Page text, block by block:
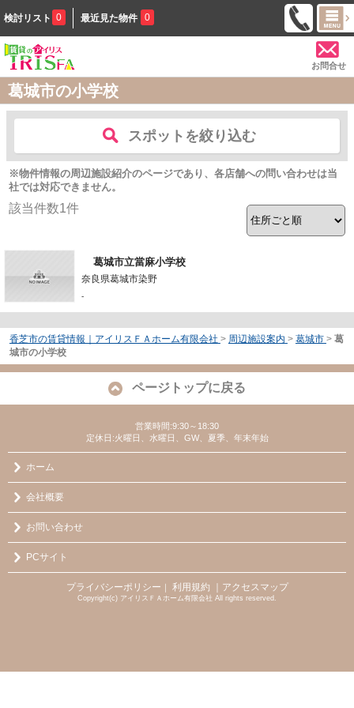
検討リスト 0 最近見た物件 0
お問合せ
葛城市の小学校
スポットを絞り込む
※物件情報の周辺施設紹介のページであり、各店舗への問い合わせは当
社では対応できません。
該当件数1件
葛城市立當麻小学校
奈良県葛城市染野
-
香芝市の賃貸情報｜アイリスＦＡホーム有限会社 > 周辺施設案内 > 葛城市 > 葛
城市の小学校
ページトップに戻る
営業時間:9:30～18:30
定休日:火曜日、水曜日、GW、夏季、年末年始
ホーム
会社概要
お問い合わせ
PCサイト
プライバシーポリシー ｜ 利用規約 ｜アクセスマップ
Copyright(c) アイリスＦＡホーム有限会社 All rights reserved.